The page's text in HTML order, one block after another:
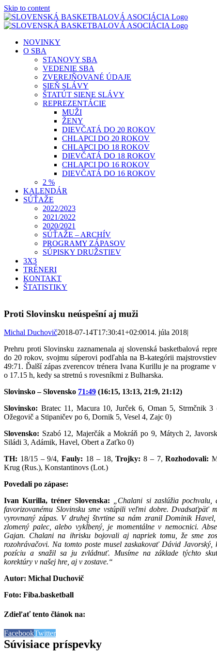
Skip to content
NOVINKY
O SBA
STANOVY SBA
VEDENIE SBA
ZVEREJŇOVANÉ ÚDAJE
SIEŇ SLÁVY
ŠTATÚT SIENE SLÁVY
REPREZENTÁCIE
MUŽI
ŽENY
DIEVČATÁ DO 20 ROKOV
CHLAPCI DO 20 ROKOV
CHLAPCI DO 18 ROKOV
DIEVČATÁ DO 18 ROKOV
CHLAPCI DO 16 ROKOV
DIEVČATÁ DO 16 ROKOV
2 %
KALENDÁR
SÚŤAŽE
2022/2023
2021/2022
2020/2021
SÚŤAŽE – ARCHÍV
PROGRAMY ZÁPASOV
SÚPISKY DRUŽSTIEV
3X3
TRÉNERI
KONTAKT
ŠTATISTIKY
Proti Slovinsku neúspešní aj muži
Michal Duchovič2018-07-14T17:30:41+02:0014. júla 2018|
Prehru proti Slovinsku zaznamenala aj slovenská basketbalová
do 20 rokov, svojmu súperovi podľahla na B-kategórii
49:71. Ďalší zápas zverencov trénera Ivana Kurillu je na programe
o 17.15 h, kedy sa stretnú s rovesníkmi z Bulharska.
Slovinsko – Slovensko 71:49 (16:15, 13:13, 21:9, 21:12)
Slovinsko: Bratec 11, Macura 10, Jurček 6, Oman 5, Strmčnik 3
Ožegovič a Stipaničev po 6, Dornik 5, Vesel 4, Zajc 0)
Slovensko: Szabó 12, Majerčák a Mokráň po 9, Mátych 2,
Siládi 3, Adámik, Havel, Obert a Zaťko 0)
TH: 18/15 – 9/4,Fauly: 18 – 18,Trojky: 8 – 7,Rozhodovali:
Krug (Rus.), Konstantinovs (Lot.)
Povedali po zápase:
Ivan Kurilla, tréner Slovenska: „Chalani si zaslúžia pochvalu,
favorizovanému Slovinsku sme vstúpili veľmi dobre. Dvadsaťpäť
vyrovnaný zápas. V druhej štvrtine sa nám zranil Dominik
zlomený palec, alebo vykĺbený, je momentálne v nemocnici.
Gajan. Chalani na ihrisku bojovali aj napriek tomu, že sme
rozohrávačovi. Na tomto poste musel zaskakovať Dávid
pozíciu a snažil sa ju zvládnuť. Musíme na základe týchto
korektúry v našej hre, aj v zostave.“
Autor: Michal Duchovič
Foto: Fiba.basketball
Zdieľať tento článok na:
FacebookTwitter
Súvisiace príspevky